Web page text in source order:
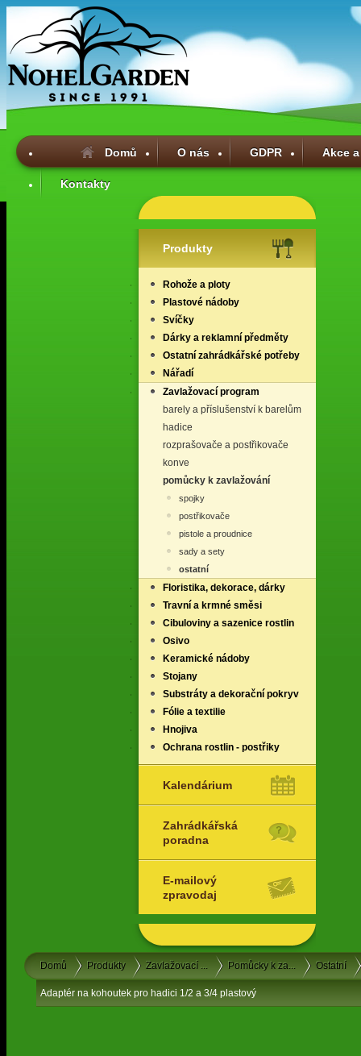
Domů O nás GDPR Akce
Kontakty
Produkty
Rohože a ploty
Plastové nádoby
Svíčky
Dárky a reklamní předměty
Ostatní zahrádkářské potřeby
Nářadí
Zavlažovací program
barely a příslušenství k barelům
hadice
rozprašovače a postřikovače
konve
pomůcky k zavlažování
spojky
postřikovače
pistole a proudnice
sady a sety
ostatní
Floristika, dekorace, dárky
Travní a krmné směsi
Cibuloviny a sazenice rostlin
Osivo
Keramické nádoby
Stojany
Substráty a dekorační pokryv
Fólie a textilie
Hnojiva
Ochrana rostlin - postřiky
Kalendárium
Zahrádkářská
poradna
E-mailový
zpravodaj
Domů Produkty Zavlažovací ... Pomůcky k za... Ostatní
Adaptér na kohoutek pro hadici 1/2 a 3/4 plastový